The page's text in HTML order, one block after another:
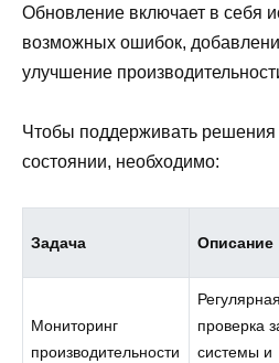
Обновление включает в себя
возможных ошибок,
улучшение
Чтобы поддерживать решения
состоянии, необходимо:
Задача Описание
Мониторинг
производительности
Регулярная
проверка
системы и